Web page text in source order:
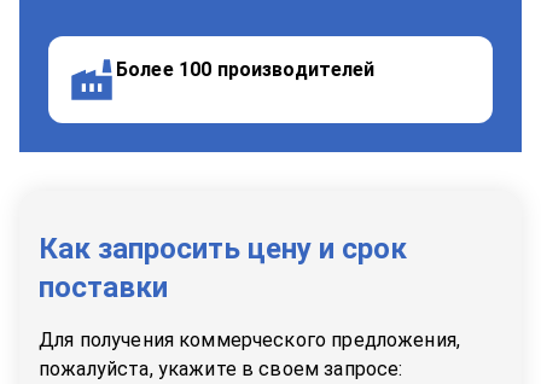
Более 100 производителей
Как запросить цену и срок
поставки
Для получения коммерческого предложения,
пожалуйста, укажите в своем запросе: